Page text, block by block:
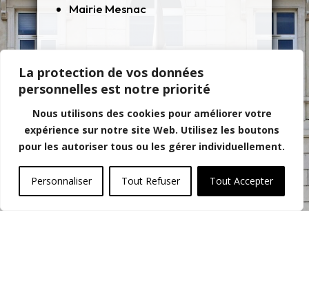
La protection de vos données
personnelles est notre priorité
Nous utilisons des cookies pour améliorer votre
expérience sur notre site Web. Utilisez les boutons
pour les autoriser tous ou les gérer individuellement.
Personnaliser Tout Refuser Tout Accepter
Mairie Mesnac
commune.mesnac@wanadoo.fr
05 45 83 26 74
Adresse